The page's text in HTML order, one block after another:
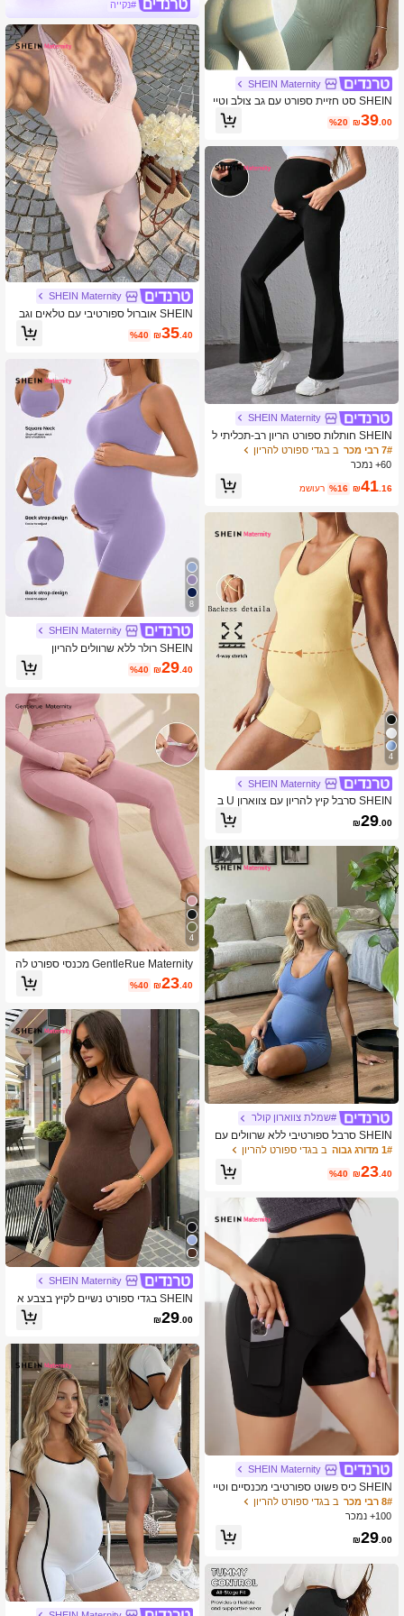
SHEIN Maternity
SHEIN סט חזיית ספורט עם גב צולב וטיי
ץ בצבע אחיד לנשים בהריון
₪39.00
%20
SHEIN Maternity
SHEIN חותלות ספורט הריון רב-תכליתי ל
הרמה והרזיה
7# רבי מכר
ב בגדי ספורט להריון
60+ נמכר
₪41.16
%16 משוער
4
SHEIN Maternity
SHEIN סרבל קיץ להריון עם צווארון U ב
צבע אחיד, ללא גב וגב מוצלב
₪29.00
#שמלת צווארון קולר
SHEIN סרבל ספורטיבי ללא שרוולים עם
צווארון V אלסטי להריון, קיץ
1# מדורג גבוה ב בגדי ספורט להריון
₪23.40
%40
SHEIN Maternity
SHEIN כיס פשוט ספורטיבי מכנסיים וטיי
צים לנשים בהריון
8# רבי מכר
ב בגדי ספורט להריון
100+ נמכר
₪29.00
#נקייה
SHEIN Maternity
SHEIN אוברול ספורטיבי עם טלאים וגב
פתוח, תחרה להריון
₪35.40
%40
8
SHEIN Maternity
SHEIN רולר ללא שרוולים להריון
₪29.40
%40
4
GentleRue Maternity מכנסי ספורט לה
ריון בצבע אחיד עם מותן מתכוונן
₪23.40
%40
SHEIN Maternity
SHEIN בגדי ספורט נשיים לקיץ בצבע א
חיד, מינימליסטי, גמיש, נושם, עם גב צל
ב, רומפר
₪29.00